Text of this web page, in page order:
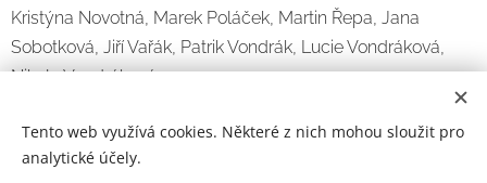
Kristýna Novotná, Marek Poláček, Martin Řepa, Jana
Sobotková, Jiří Vařák, Patrik Vondrák, Lucie Vondráková,
Nikola Vondráková
Tento web využívá cookies. Některé z nich mohou sloužit pro
analytické účely.